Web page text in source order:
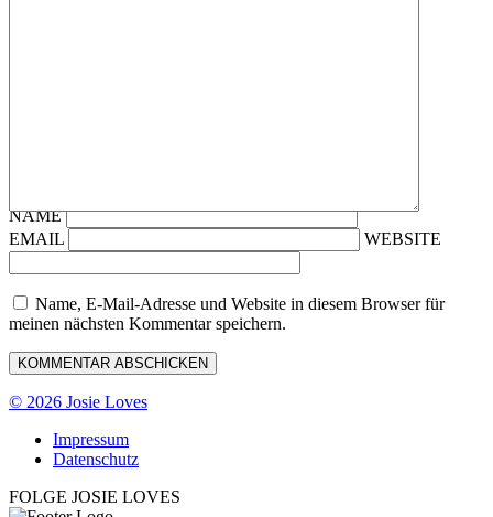
NAME
EMAIL
WEBSITE
Name, E-Mail-Adresse und Website in diesem Browser für
meinen nächsten Kommentar speichern.
© 2026 Josie Loves
Impressum
Datenschutz
FOLGE JOSIE LOVES